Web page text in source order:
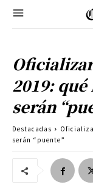
2019:
serán
Destacadas
serán “puente”